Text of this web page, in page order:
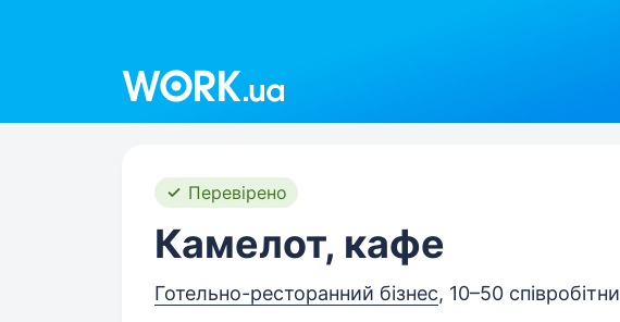
Перевірено
Камелот, кафе
Готельно-ресторанний бізнес, 10–50